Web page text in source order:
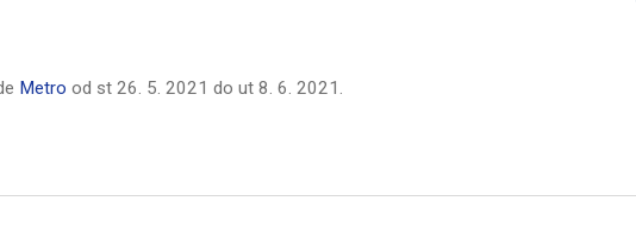
Metro od st 26. 5. 2021 do ut 8. 6. 2021 .